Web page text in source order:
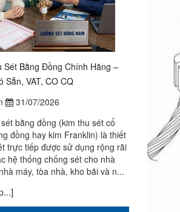
Sét Bằng Đồng Chính Hãng –
Sẵn, VAT, CO CQ
31/07/2026
bằng đồng (kim thu sét cổ
đồng hay kim Franklin) là thiết
trực tiếp được sử dụng rộng rãi
hệ thống chống sét cho nhà
máy, tòa nhà, kho bãi và n...